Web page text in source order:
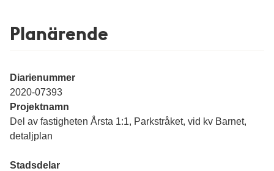
Planärende
Diarienummer
2020-07393
Projektnamn
Del av fastigheten Årsta 1:1, Parkstråket, vid kv Barnet,
detaljplan
Stadsdelar